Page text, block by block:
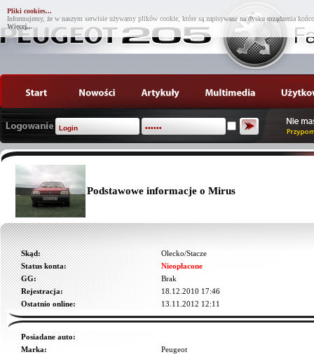
Pliki cookies...
Informujemy, że w naszym serwisie używamy plików cookie, które są zapisywane na dysku urządzenia
Więcej...
Podstawowe informacje o Mirus
Skąd:
Olecko/Stacze
Status konta:
Nieopłacone
GG:
Brak
Rejestracja:
18.12.2010 17:46
Ostatnio online:
13.11.2012 12:11
Posiadane auto:
Marka:
Peugeot